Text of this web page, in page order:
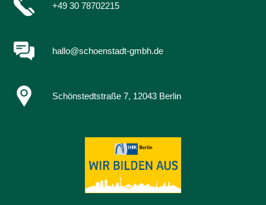
+49 30 78702215
hallo@schoenstadt-gmbh.de
Schönstedtstraße 7, 12043 Berlin